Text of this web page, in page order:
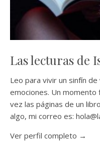
Las lecturas de
Leo para vivir un sinfín
emociones. Un
vez las páginas de un
algo, mi correo es:
Ver perfil completo →